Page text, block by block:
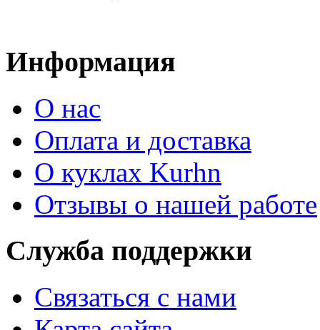
Информация
О нас
Оплата и доставка
О куклах Kurhn
Отзывы о нашей работе
Служба поддержки
Связаться с нами